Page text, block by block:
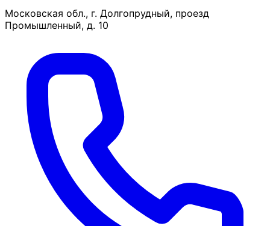
Московская обл., г. Долгопрудный, проезд
Промышленный, д. 10